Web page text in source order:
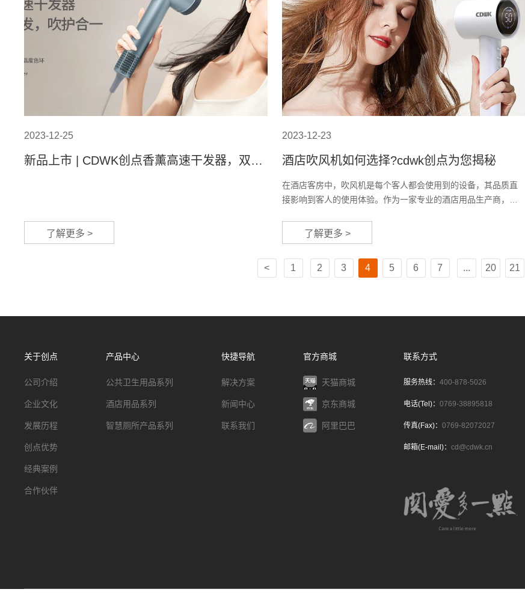
2023-12-25
新品上市 | CDWK创点香薰高速干发器，双效
了解更多 >
2023-12-23
酒店吹风机如何选择?cdwk创点为您揭秘
在酒店客房中，吹风机是每个客人都会使用到的设备，其品质直
接影响到客人的使用体验。作为一家专业的酒店用品生产商，
客人提供舒适的使用体验。
了解更多 >
1 2 3 4 5 6 7 ... 20 21
关于创点
公司介绍
企业文化
发展历程
创点优势
经典案例
合作伙伴
产品中心
公共卫生用品系列
酒店用品系列
智慧厕所产品系列
快捷导航
解决方案
新闻中心
联系我们
官方商城
天猫商城
京东商城
阿里巴巴
联系方式
服务热线：400-878-5026
电话(Tel)：0769-38895818
传真(Fax)：0769-82072027
邮箱(E-mail)：cd@cdwk.cn